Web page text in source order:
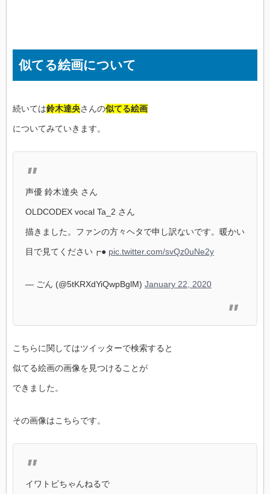
似てる絵画について
続いては鈴木達央さんの似てる絵画
についてみていきます。
声優 鈴木達央 さん
OLDCODEX vocal Ta_2 さん
描きました。ファンの方々ヘタで申し訳ないです。暖かい
目で見てください┏● pic.twitter.com/svQz0uNe2y
— ごん (@5tKRXdYiQwpBglM) January 22, 2020
こちらに関してはツイッターで検索すると
似てる絵画の画像を見つけることが
できました。
その画像はこちらです。
イワトビちゃんねるで